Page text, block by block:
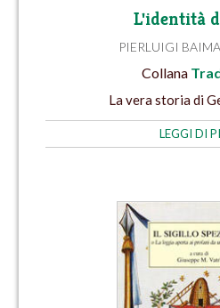
L'identità
PIERLUIGI
Collana
La vera storia di
LEGGI DI